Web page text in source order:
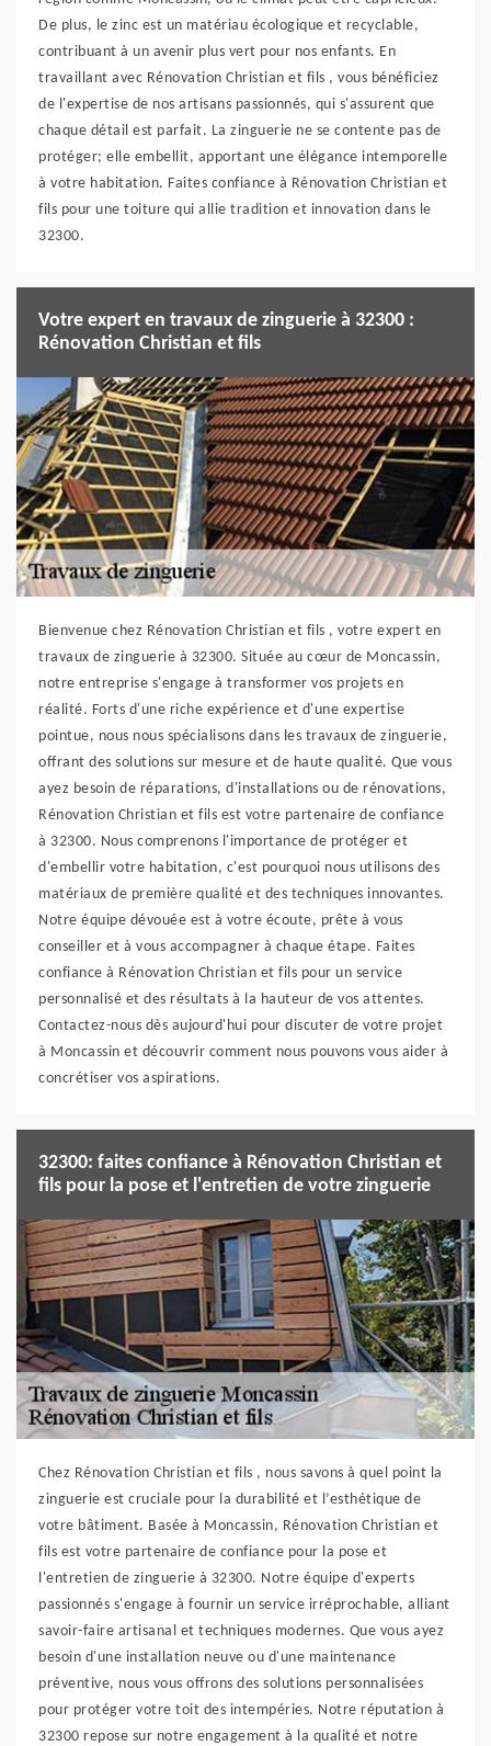
De plus, le zinc est un matériau écologique et recyclable,
contribuant à un avenir plus vert pour nos enfants. En
travaillant avec Rénovation Christian et fils , vous bénéficiez
de l'expertise de nos artisans passionnés, qui s'assurent que
chaque détail est parfait. La zinguerie ne se contente pas de
protéger; elle embellit, apportant une élégance intemporelle
à votre habitation. Faites confiance à Rénovation Christian et
fils pour une toiture qui allie tradition et innovation dans le
32300.
Votre expert en travaux de zinguerie à 32300 :
Rénovation Christian et fils
Bienvenue chez Rénovation Christian et fils , votre expert en
travaux de zinguerie à 32300. Située au cœur de Moncassin,
notre entreprise s'engage à transformer vos projets en
réalité. Forts d'une riche expérience et d'une expertise
pointue, nous nous spécialisons dans les travaux de zinguerie,
offrant des solutions sur mesure et de haute qualité. Que vous
ayez besoin de réparations, d'installations ou de rénovations,
Rénovation Christian et fils est votre partenaire de confiance
à 32300. Nous comprenons l'importance de protéger et
d'embellir votre habitation, c'est pourquoi nous utilisons des
matériaux de première qualité et des techniques innovantes.
Notre équipe dévouée est à votre écoute, prête à vous
conseiller et à vous accompagner à chaque étape. Faites
confiance à Rénovation Christian et fils pour un service
personnalisé et des résultats à la hauteur de vos attentes.
Contactez-nous dès aujourd'hui pour discuter de votre projet
à Moncassin et découvrir comment nous pouvons vous aider à
concrétiser vos aspirations.
32300: faites confiance à Rénovation Christian et
fils pour la pose et l'entretien de votre zinguerie
Chez Rénovation Christian et fils , nous savons à quel point la
zinguerie est cruciale pour la durabilité et l’esthétique de
votre bâtiment. Basée à Moncassin, Rénovation Christian et
fils est votre partenaire de confiance pour la pose et
l'entretien de zinguerie à 32300. Notre équipe d'experts
passionnés s'engage à fournir un service irréprochable, alliant
savoir-faire artisanal et techniques modernes. Que vous ayez
besoin d'une installation neuve ou d'une maintenance
préventive, nous vous offrons des solutions personnalisées
pour protéger votre toit des intempéries. Notre réputation à
32300 repose sur notre engagement à la qualité et notre